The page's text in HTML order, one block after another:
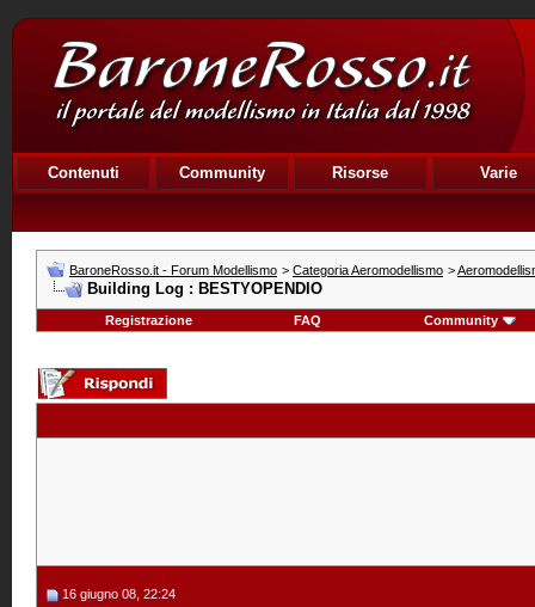
Contenuti Community Risorse Varie
BaroneRosso.it - Forum Modellismo > Categoria Aeromodellismo >
Building Log : BESTYOPENDIO
Registrazione FAQ Community
16 giugno 08, 22:24